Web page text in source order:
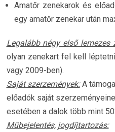
Amatőr zenekarok és
egy amatőr zenekar után
Legalább négy első lemezes
olyan zenekart fel kell
vagy 2009-ben).
Saját szerzemények:A
előadók saját
esetében a dalok több mint
Műbejelentés, jogdíjtartozás: